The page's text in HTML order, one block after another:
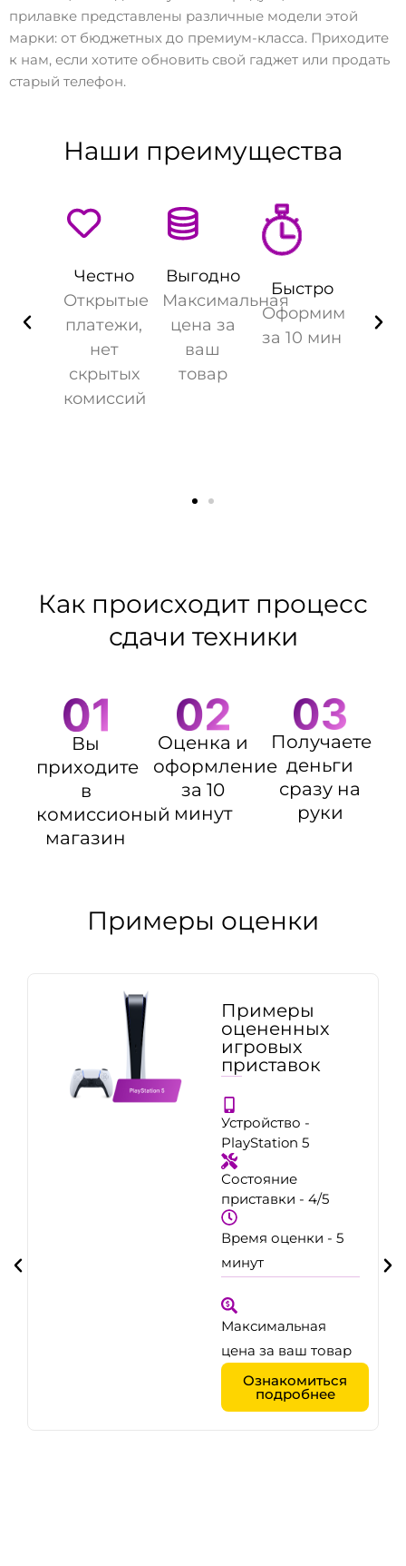
прилавке представлены различные модели этой
марки: от бюджетных до премиум-класса. Приходите
к нам, если хотите обновить свой гаджет или продать
старый телефон.
Наши преимущества
Честно
Открытые
платежи,
нет
скрытых
комиссий
Выгодно
Максимальная
цена за
ваш
товар
Быстро
Оформим
за 10 мин
Как происходит процесс
сдачи техники
Вы
приходите
в
комиссионый
магазин
Оценка и
оформление
за 10
минут
Получаете
деньги
сразу на
руки
Примеры оценки
Примеры
оцененных
игровых
приставок
Устройство -
PlayStation 5
Состояние
приставки - 4/5
Время оценки - 5
минут
Максимальная
цена за ваш товар
Ознакомиться
подробнее